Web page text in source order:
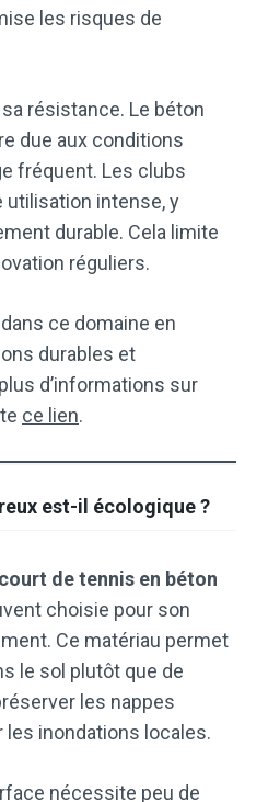
les risques de
résistance. Le béton
due aux conditions
fréquent. Les clubs
intense, y
durable. Cela limite
réguliers.
ce domaine en
durables et
d’informations sur
ce lien.
est-il écologique ?
de tennis en béton
choisie pour son
Ce matériau permet
le sol plutôt que de
les nappes
les inondations locales.
nécessite peu de